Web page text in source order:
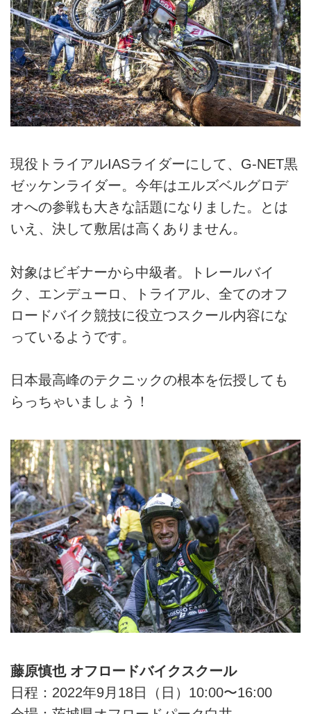
現役トライアルIASライダーにして、G-NET黒
ゼッケンライダー。今年はエルズベルグロデ
オへの参戦も大きな話題になりました。とは
いえ、決して敷居は高くありません。
対象はビギナーから中級者。トレールバイ
ク、エンデューロ、トライアル、全てのオフ
ロードバイク競技に役立つスクール内容にな
っているようです。
日本最高峰のテクニックの根本を伝授しても
らっちゃいましょう！
藤原慎也 オフロードバイクスクール
日程：2022年9月18日（日）10:00〜16:00